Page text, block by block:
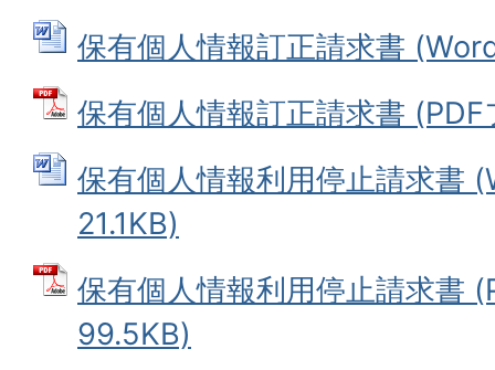
保有個人情報訂正請求書
保有個人情報訂正請求書
保有個人情報利用停止請求書
21.1KB)
保有個人情報利用停止請求書
99.5KB)